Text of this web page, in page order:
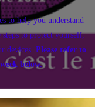
to help you understand
to protect yourself,
devices. Please refer to
below.